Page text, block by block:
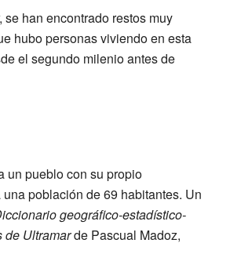
han encontrado restos muy
hubo personas viviendo en esta
el segundo milenio antes de
un pueblo con su propio
población de 69 habitantes. Un
geográfico-estadístico-
de Ultramarde Pascual Madoz,